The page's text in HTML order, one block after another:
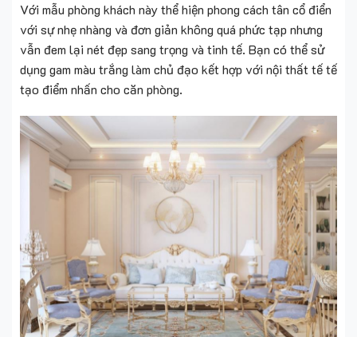
Với mẫu phòng khách này thể hiện phong cách tân cổ điển
với sự nhẹ nhàng và đơn giản không quá phức tạp nhưng
vẫn đem lại nét đẹp sang trọng và tinh tế. Bạn có thể sử
dụng gam màu trắng làm chủ đạo kết hợp với nội thất tế tế
tạo điểm nhấn cho căn phòng.